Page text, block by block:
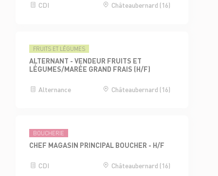
CDI Châteaubernard (16)
FRUITS ET LÉGUMES
ALTERNANT - VENDEUR FRUITS ET
LÉGUMES/MARÉE GRAND FRAIS (H/F)
Alternance Châteaubernard (16)
BOUCHERIE
CHEF MAGASIN PRINCIPAL BOUCHER - H/F
CDI Châteaubernard (16)